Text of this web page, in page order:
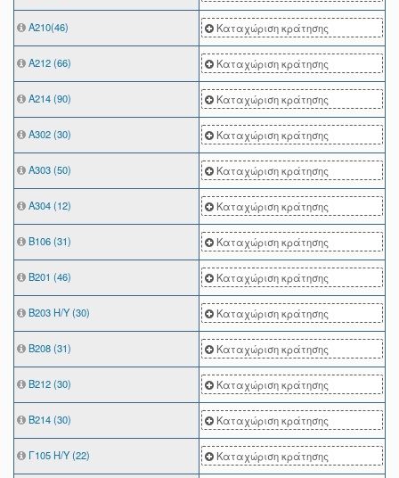
Α210(46) Καταχώριση κράτησης
Α212 (66) Καταχώριση κράτησης
Α214 (90) Καταχώριση κράτησης
Α302 (30) Καταχώριση κράτησης
Α303 (50) Καταχώριση κράτησης
Α304 (12) Καταχώριση κράτησης
Β106 (31) Καταχώριση κράτησης
Β201 (46) Καταχώριση κράτησης
Β203 Η/Υ (30) Καταχώριση κράτησης
Β208 (31) Καταχώριση κράτησης
Β212 (30) Καταχώριση κράτησης
Β214 (30) Καταχώριση κράτησης
Γ105 Η/Υ (22) Καταχώριση κράτησης